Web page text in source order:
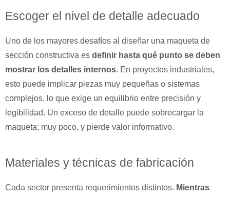
Escoger el nivel de detalle adecuado
Uno de los mayores desafíos al diseñar una maqueta de
sección constructiva es definir hasta qué punto se deben
mostrar los detalles internos. En proyectos industriales,
esto puede implicar piezas muy pequeñas o sistemas
complejos, lo que exige un equilibrio entre precisión y
legibilidad. Un exceso de detalle puede sobrecargar la
maqueta; muy poco, y pierde valor informativo.
Materiales y técnicas de fabricación
Cada sector presenta requerimientos distintos. Mientras